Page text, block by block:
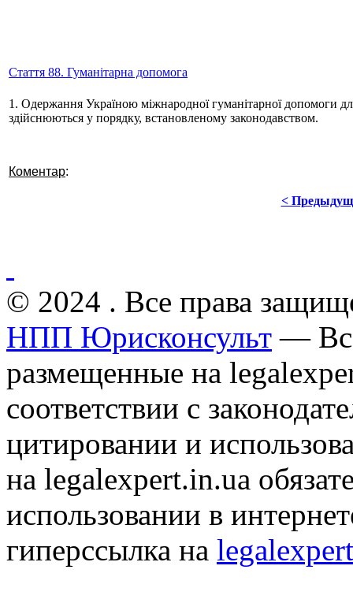
Стаття 88. Гуманітарна допомога
1. Одержання Україною міжнародної гуманітарної допомоги
здійснюються у порядку, встановленому законодавством.
Коментар:
<
© 2024 . Все права
НПП Юрисконсульт —
размещенные на
соответствии с
цитировании и
на legalexpert.in.ua
использовании в
гиперссылка на